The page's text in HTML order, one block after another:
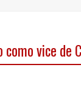
vice de